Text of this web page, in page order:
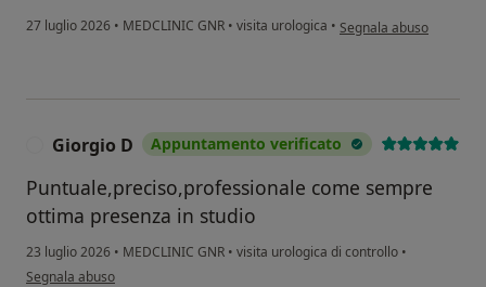
27 luglio 2026 • MEDCLINIC GNR • visita urologica • secondo l'opinione
Segnala abuso
Giorgio D Appuntamento verificato
Puntuale,preciso,professionale come sempre
ottima presenza in studio
23 luglio 2026 • MEDCLINIC GNR • visita urologica di controllo •
secondo l'opinione dell'utente Giorgio D
Segnala abuso